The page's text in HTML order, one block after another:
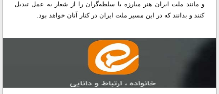
و مانند ملت ایران هنر مبارزه با سلطه‌گران را از شعار به عمل تبدیل
کنند و بدانند که در این مسیر ملت ایران در کنار آنان خواهد بود.